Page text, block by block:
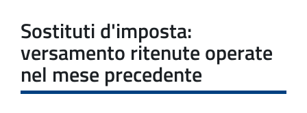
Sostituti d'imposta:
versamento ritenute operate
nel mese precedente